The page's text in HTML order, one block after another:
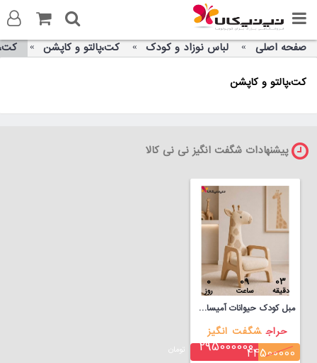
صفحه اصلی لباس نوزاد و کودک کت،پالتو و کاپشن
کت،پالتو و کاپشن
پیشنهادات شگفت انگیز نی نی کالا
0
روز
09
ساعت
03
دقیقه
مبل کودک حیوانات آمیساچوب مدل زرافه
حراج شگفت انگیز
44500000
295000000 تومان